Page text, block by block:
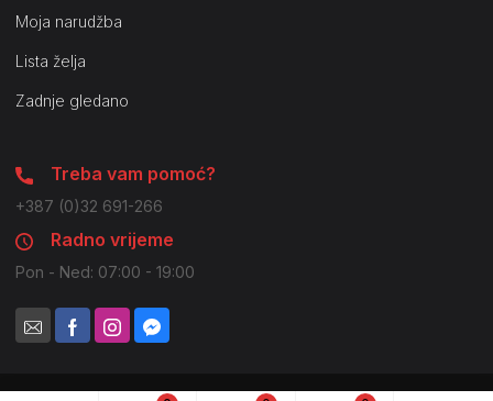
Moja narudžba
Lista želja
Zadnje gledano
Treba vam pomoć?
+387 (0)32 691-266
Radno vrijeme
Pon - Ned: 07:00 - 19:00